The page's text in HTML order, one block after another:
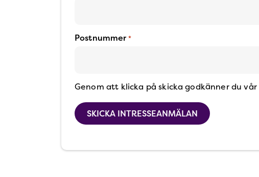
Postnummer *
Genom att klicka på skicka godkänner du vår